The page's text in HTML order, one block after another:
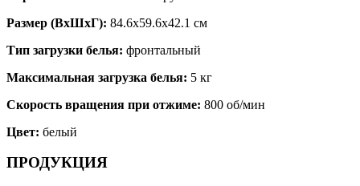
Размер (ВхШхГ): 84.6x59.6x42.1 см
Тип загрузки белья: фронтальный
Максимальная загрузка белья: 5 кг
Скорость вращения при отжиме: 800 об/мин
Цвет: белый
ПРОДУКЦИЯ